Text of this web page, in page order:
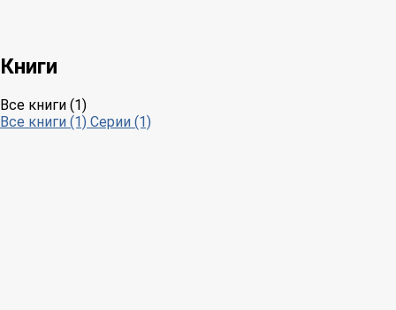
Книги
Все книги (1)
Все книги (1) Серии (1)